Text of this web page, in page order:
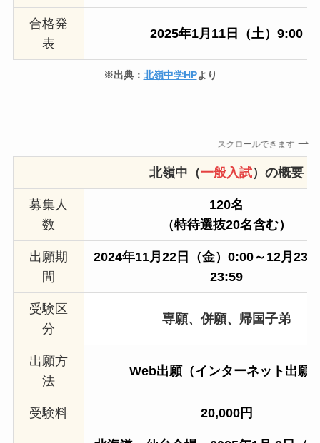
合格発
表
2025年1月11日（土）9:00
※出典： 北嶺中学HPより
スクロールできます
北嶺中（一般入試）の概要
募集人
数
120名
（特待選抜20名含む）
出願期
間
2024年11月22日（金）0:00～12月23
23:59
受験区
分
専願、併願、帰国子弟
出願方
法
Web出願（インターネット出願
受験料 20,000円